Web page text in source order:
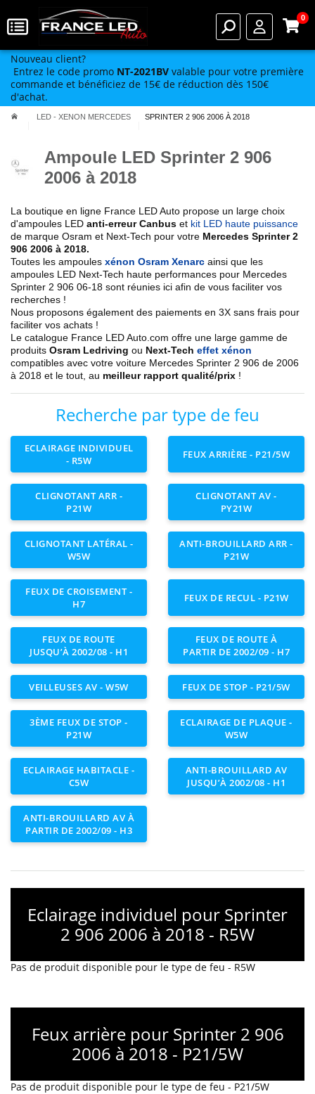
0
Nouveau client?
Entrez le code promo NT-2021BV valable pour votre première
commande et bénéficiez de 15€ de réduction dès 150€
d'achat.
LED - XENON MERCEDES SPRINTER 2 906 2006 À 2018
Ampoule LED Sprinter 2 906
2006 à 2018
La boutique en ligne France LED Auto propose un large choix
d'ampoules LED anti-erreur Canbus et kit LED haute puissance
de marque Osram et Next-Tech pour votre Mercedes Sprinter 2
906 2006 à 2018.
Toutes les ampoules xénon Osram Xenarc ainsi que les
ampoules LED Next-Tech haute performances pour Mercedes
Sprinter 2 906 06-18 sont réunies ici afin de vous faciliter vos
recherches !
Nous proposons également des paiements en 3X sans frais pour
faciliter vos achats !
Le catalogue France LED Auto.com offre une large gamme de
produits Osram Ledriving ou Next-Tech effet xénon
compatibles avec votre voiture Mercedes Sprinter 2 906 de 2006
à 2018 et le tout, au meilleur rapport qualité/prix !
Recherche par type de feu
ECLAIRAGE INDIVIDUEL
- R5W
FEUX ARRIÈRE - P21/5W
CLIGNOTANT ARR -
P21W
CLIGNOTANT AV -
PY21W
CLIGNOTANT LATÉRAL -
W5W
ANTI-BROUILLARD ARR -
P21W
FEUX DE CROISEMENT -
H7
FEUX DE RECUL - P21W
FEUX DE ROUTE
JUSQU’À 2002/08 - H1
FEUX DE ROUTE À
PARTIR DE 2002/09 - H7
VEILLEUSES AV - W5W FEUX DE STOP - P21/5W
3ÈME FEUX DE STOP -
P21W
ECLAIRAGE DE PLAQUE -
W5W
ECLAIRAGE HABITACLE -
C5W
ANTI-BROUILLARD AV
JUSQU’À 2002/08 - H1
ANTI-BROUILLARD AV À
PARTIR DE 2002/09 - H3
Eclairage individuel pour Sprinter
2 906 2006 à 2018 - R5W
Pas de produit disponible pour le type de feu - R5W
Feux arrière pour Sprinter 2 906
2006 à 2018 - P21/5W
Pas de produit disponible pour le type de feu - P21/5W